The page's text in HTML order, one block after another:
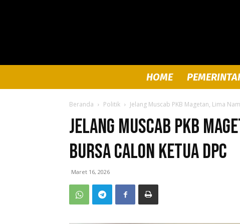
HOME
Beranda Politik Jelang Muscab PKB Magetan, Lima
Jelang Muscab PKB
Bursa Calon Ketua DPC
Maret 16, 2026